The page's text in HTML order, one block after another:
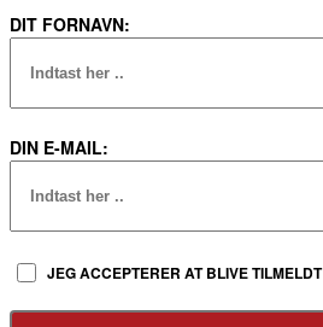
DIT FORNAVN:
DIN E-MAIL:
JEG ACCEPTERER AT BLIVE TILMELDT